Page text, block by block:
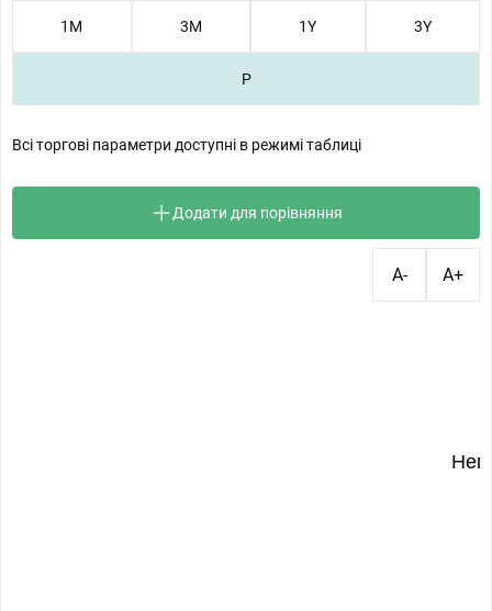
1М 3М 1Y 3Y
P
Всі торгові параметри доступні в режимі таблиці
Додати для порівняння
A- A+